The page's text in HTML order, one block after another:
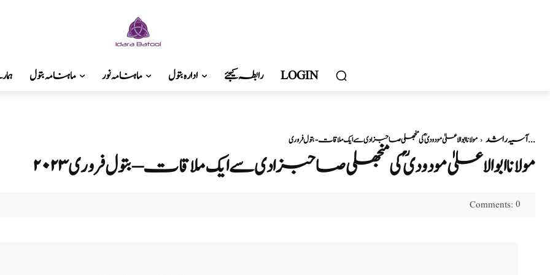
ماہنامہ بتول ماہنامہ نور ادارہ بتول رابطہ کیجئے LOGIN
آسیہ راشدمولانا ابوالاعلیٰ مودودیؒ کی منجھلی صاحبزادی سے ایک ملاقات - بتول فروری...
مولانا ابوالاعلیٰ مودودیؒ کی منجھلی صاحبزادی سے ایک ملاقات – بتول فروری ۲۰۲۳
Comments: 0